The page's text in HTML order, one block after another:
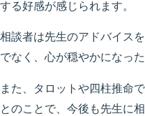
する好感が感じられます。
相談者は先生のアドバイス
でなく、心が穏やかになった
また、タロットや四柱推命
とのことで、今後も先生に